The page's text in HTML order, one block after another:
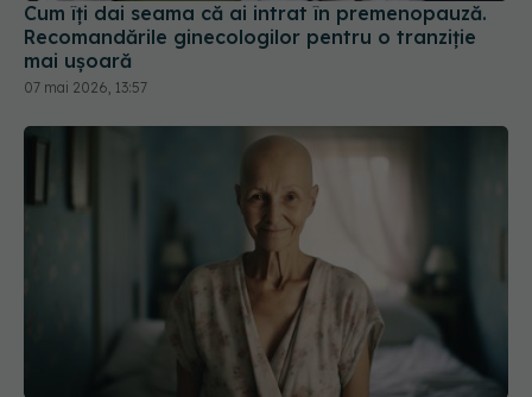
Cum îți dai seama că ai intrat în premenopauză.
Recomandările ginecologilor pentru o tranziție
mai ușoară
07 mai 2026, 13:57